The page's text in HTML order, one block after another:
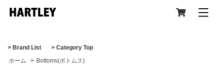
> Brand List
> Category Top
ホーム
> Bottoms(ボトムス)